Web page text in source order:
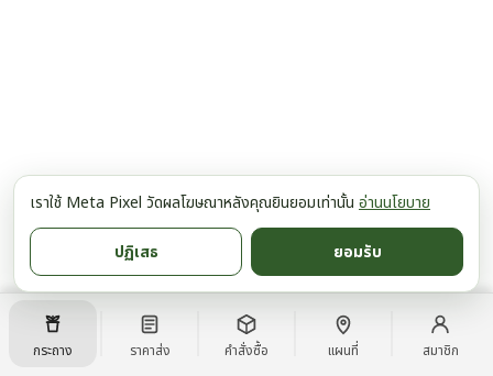
กระถาง ราคาส่ง คำสั่งซื้อ แผนที่ สมาชิก
เราใช้ Meta Pixel วัดผลโฆษณาหลังคุณยินยอมเท่านั้น อ่านนโยบาย
ปฏิเสธ ยอมรับ